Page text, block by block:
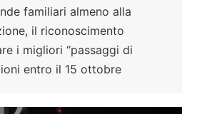
familiari almeno alla
il riconoscimento
i migliori “passaggi di
entro il 15 ottobre